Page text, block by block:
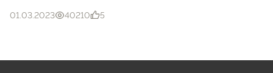
01.03.2023 40210 5